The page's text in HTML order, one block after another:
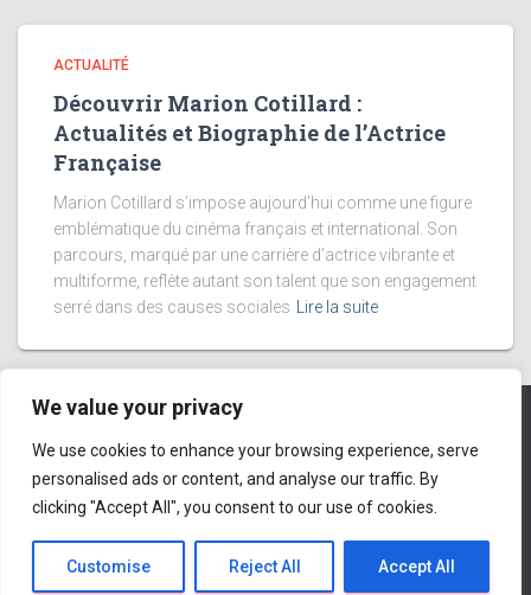
We value your privacy
We use cookies to enhance your browsing experience, serve
personalised ads or content, and analyse our traffic. By
clicking "Accept All", you consent to our use of cookies.
Customise Reject All Accept All
ACTUALITÉ
Découvrir Marion Cotillard :
Actualités et Biographie de l’Actrice
Française
Marion Cotillard s’impose aujourd’hui comme une figure
emblématique du cinéma français et international. Son
parcours, marqué par une carrière d’actrice vibrante et
multiforme, reflète autant son talent que son engagement
serré dans des causes sociales
Lire la suite
DÉCOUVERTE NATURE EUROPE VOYAGE PARIS
BRETAGNE MARCHÉ DE NOËL
Hestia | Développé par ThemeIsle